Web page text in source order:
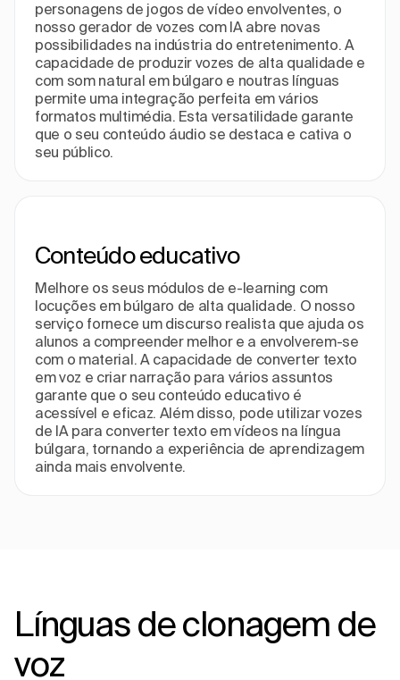
personagens de jogos de vídeo envolventes, o
nosso gerador de vozes com IA abre novas
possibilidades na indústria do entretenimento. A
capacidade de produzir vozes de alta qualidade e
com som natural em búlgaro e noutras línguas
permite uma integração perfeita em vários
formatos multimédia. Esta versatilidade garante
que o seu conteúdo áudio se destaca e cativa o
seu público.
Conteúdo educativo
Melhore os seus módulos de e-learning com
locuções em búlgaro de alta qualidade. O nosso
serviço fornece um discurso realista que ajuda os
alunos a compreender melhor e a envolverem-se
com o material. A capacidade de converter texto
em voz e criar narração para vários assuntos
garante que o seu conteúdo educativo é
acessível e eficaz. Além disso, pode utilizar vozes
de IA para converter texto em vídeos na língua
búlgara, tornando a experiência de aprendizagem
ainda mais envolvente.
Línguas de clonagem de
voz